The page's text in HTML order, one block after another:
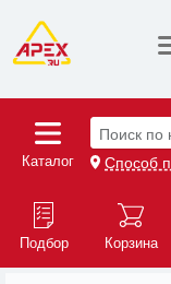
Каталог
Поиск по
Способ
Подбор Корзина